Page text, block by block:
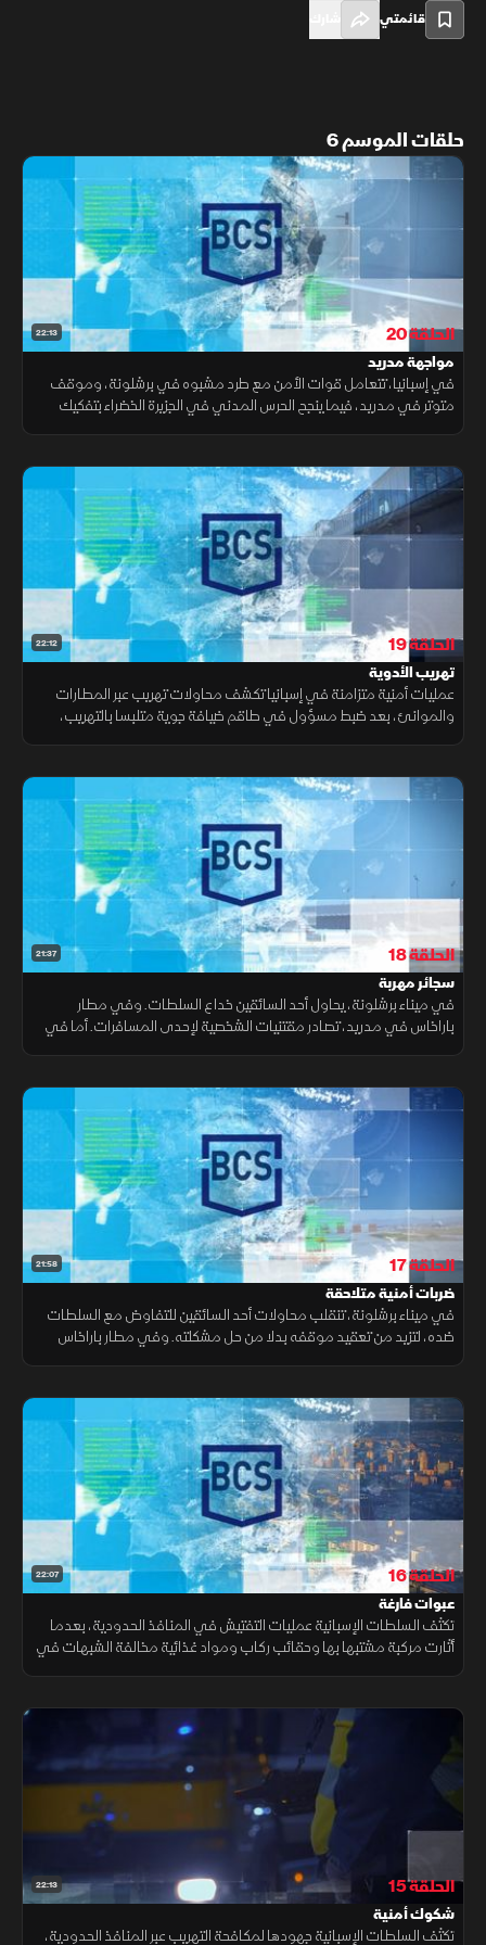
قائمتي
حلقات الموسم 6
22:13 الحلقة 20
مواجهة مدريد
في إسبانيا، تتعامل قوات الأمن مع طرد مشبوه في برشلونة، وموقف
متوتر في مدريد، فيما ينجح الحرس المدني في الجزيرة الخضراء بتفكيك
22:12 الحلقة 19
تهريب الأدوية
عمليات أمنية متزامنة في إسبانيا تكشف محاولات تهريب عبر المطارات
والموانئ، بعد ضبط مسؤول في طاقم ضيافة جوية متلبسا بالتهريب،
21:37 الحلقة 18
سجائر مهربة
في ميناء برشلونة، يحاول أحد السائقين خداع السلطات. وفي مطار
باراخاس في مدريد، تصادر مقتنيات الشخصية لإحدى المسافرات. أما في
21:58 الحلقة 17
ضربات أمنية متلاحقة
في ميناء برشلونة، تنقلب محاولات أحد السائقين للتفاوض مع السلطات
ضده، لتزيد من تعقيد موقفه بدلا من حل مشكلته. وفي مطار باراخاس
22:07 الحلقة 16
عبوات فارغة
تكثف السلطات الإسبانية عمليات التفتيش في المنافذ الحدودية، بعدما
أثارت مركبة مشتبها بها وحقائب ركاب ومواد غذائية مخالفة الشبهات في
22:13 الحلقة 15
شكوك أمنية
تكثف السلطات الإسبانية جهودها لمكافحة التهريب عبر المنافذ الحدودية،